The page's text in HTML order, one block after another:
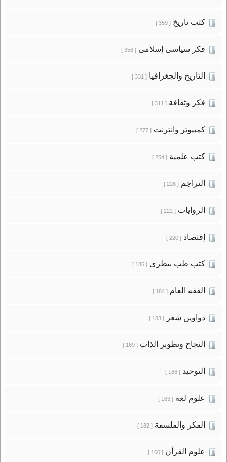
كتب تاريخ[ 359 ]
فكر سياسى إسلامى[ 356 ]
التاريخ والجغرافيا[ 331 ]
فكر وثقافة[ 311 ]
كمبيوتر وانترنت[ 277 ]
كتب علمية[ 254 ]
التراجم[ 226 ]
الروايات[ 222 ]
إقتصاد[ 220 ]
كتب طب بيطرى[ 186 ]
الفقه العام[ 184 ]
دواوين شعر[ 183 ]
النجاح وتطوير الذات[ 169 ]
التوحيد[ 166 ]
علوم لغة[ 163 ]
الفكر والفلسفة[ 162 ]
علوم القرآن[ 160 ]